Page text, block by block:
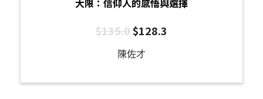
大限：信仰人的感悟與選擇
$135.0$128.3
陳佐才